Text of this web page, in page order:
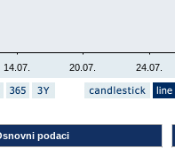
14.07. 20.07. 24.07.
podaci